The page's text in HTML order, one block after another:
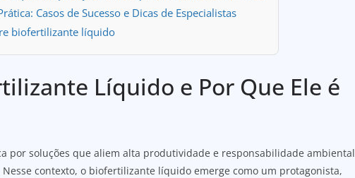
Casos de Sucesso e Dicas de Especialistas
biofertilizante líquido
Líquido e Por Que Ele é
por soluções que aliem alta produtividade e responsabilidade ambiental
contexto, o biofertilizante líquido emerge como um protagonista,